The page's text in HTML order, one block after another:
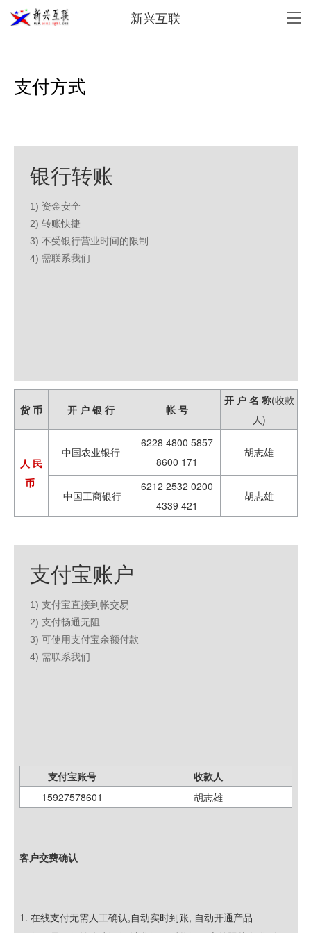
新兴互联
支付方式
银行转账
1) 资金安全
2) 转账快捷
3) 不受银行营业时间的限制
4) 需联系我们
货 币 开 户 银 行 帐 号
开 户 名 称(收款
人)
人 民
币
中国农业银行
6228 4800 5857
8600 171
胡志雄
中国工商银行
6212 2532 0200
4339 421
胡志雄
支付宝账户
1) 支付宝直接到帐交易
2) 支付畅通无阻
3) 可使用支付宝余额付款
4) 需联系我们
支付宝账号
收款人
15927578601
胡志雄
客户交费确认
1. 在线支付无需人工确认,自动实时到账, 自动开通产品